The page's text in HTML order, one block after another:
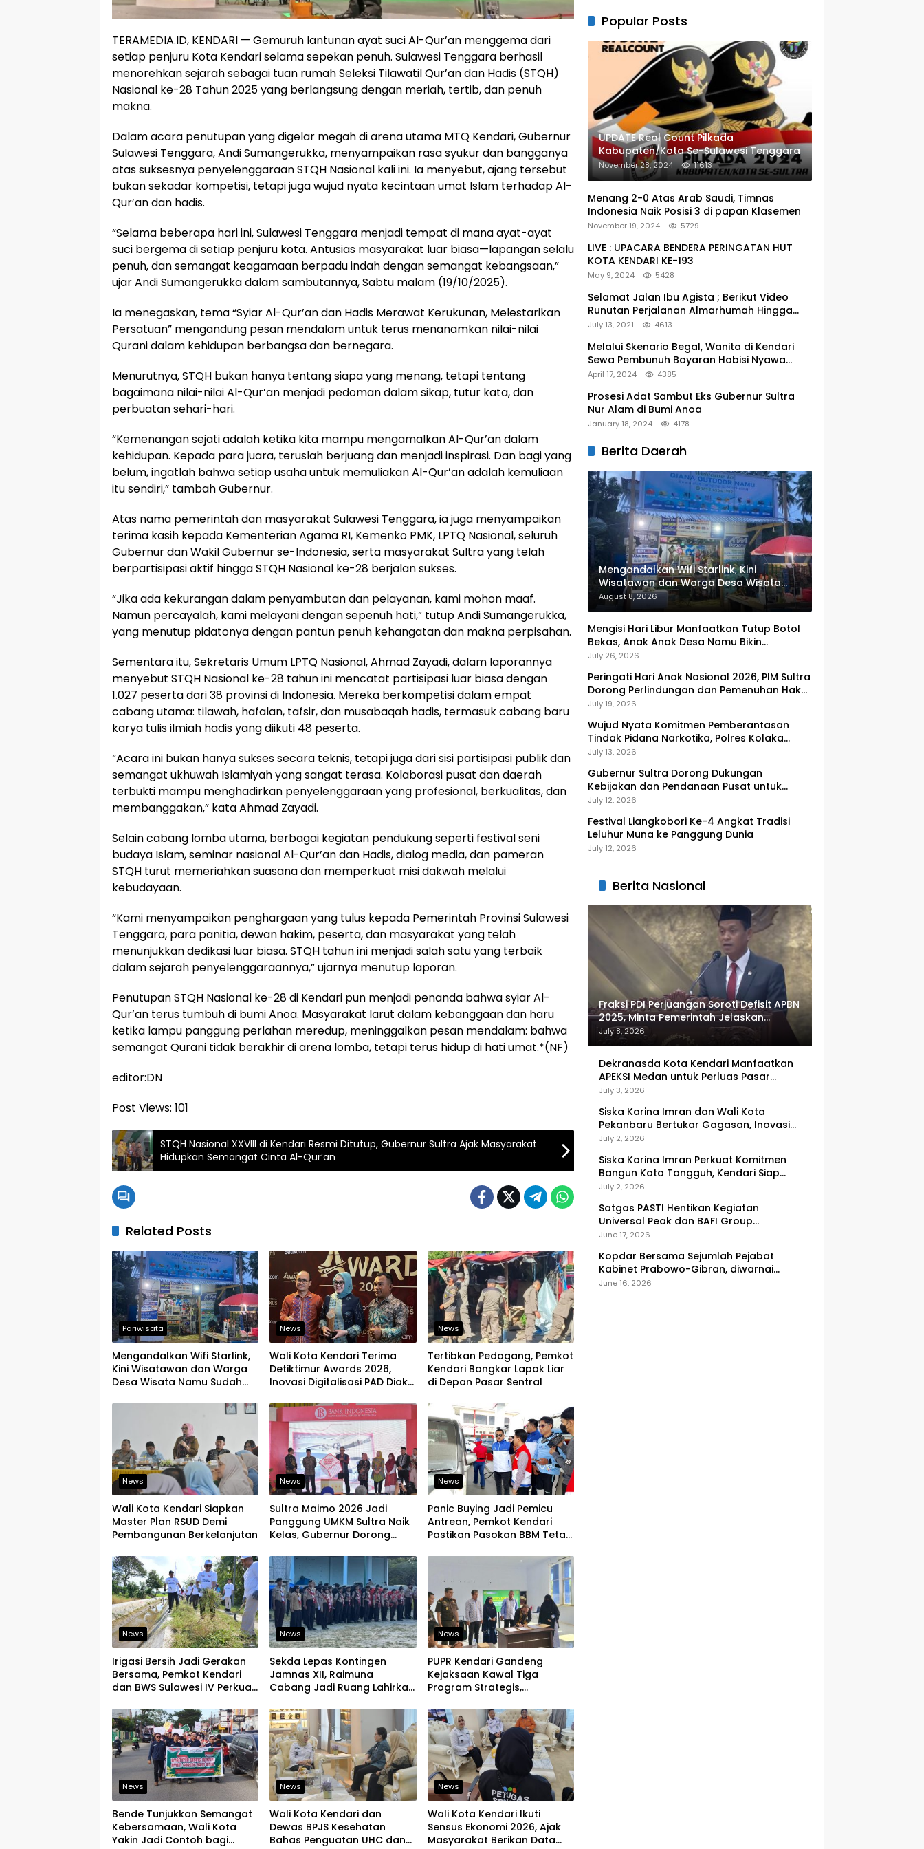
TERAMEDIA.ID, KENDARI — Gemuruh lantunan ayat suci Al-Qur’an menggema dari
setiap penjuru Kota Kendari selama sepekan penuh. Sulawesi Tenggara berhasil
menorehkan sejarah sebagai tuan rumah Seleksi Tilawatil Qur’an dan Hadis (STQH)
Nasional ke-28 Tahun 2025 yang berlangsung dengan meriah, tertib, dan penuh
makna.
Dalam acara penutupan yang digelar megah di arena utama MTQ Kendari, Gubernur
Sulawesi Tenggara, Andi Sumangerukka, menyampaikan rasa syukur dan bangganya
atas suksesnya penyelenggaraan STQH Nasional kali ini. Ia menyebut, ajang tersebut
bukan sekadar kompetisi, tetapi juga wujud nyata kecintaan umat Islam terhadap Al-
Qur’an dan hadis.
“Selama beberapa hari ini, Sulawesi Tenggara menjadi tempat di mana ayat-ayat
suci bergema di setiap penjuru kota. Antusias masyarakat luar biasa—lapangan selalu
penuh, dan semangat keagamaan berpadu indah dengan semangat kebangsaan,”
ujar Andi Sumangerukka dalam sambutannya, Sabtu malam (19/10/2025).
Ia menegaskan, tema “Syiar Al-Qur’an dan Hadis Merawat Kerukunan, Melestarikan
Persatuan” mengandung pesan mendalam untuk terus menanamkan nilai-nilai
Qurani dalam kehidupan berbangsa dan bernegara.
Menurutnya, STQH bukan hanya tentang siapa yang menang, tetapi tentang
bagaimana nilai-nilai Al-Qur’an menjadi pedoman dalam sikap, tutur kata, dan
perbuatan sehari-hari.
“Kemenangan sejati adalah ketika kita mampu mengamalkan Al-Qur’an dalam
kehidupan. Kepada para juara, teruslah berjuang dan menjadi inspirasi. Dan bagi yang
belum, ingatlah bahwa setiap usaha untuk memuliakan Al-Qur’an adalah kemuliaan
itu sendiri,” tambah Gubernur.
Atas nama pemerintah dan masyarakat Sulawesi Tenggara, ia juga menyampaikan
terima kasih kepada Kementerian Agama RI, Kemenko PMK, LPTQ Nasional, seluruh
Gubernur dan Wakil Gubernur se-Indonesia, serta masyarakat Sultra yang telah
berpartisipasi aktif hingga STQH Nasional ke-28 berjalan sukses.
“Jika ada kekurangan dalam penyambutan dan pelayanan, kami mohon maaf.
Namun percayalah, kami melayani dengan sepenuh hati,” tutup Andi Sumangerukka,
yang menutup pidatonya dengan pantun penuh kehangatan dan makna perpisahan.
Sementara itu, Sekretaris Umum LPTQ Nasional, Ahmad Zayadi, dalam laporannya
menyebut STQH Nasional ke-28 tahun ini mencatat partisipasi luar biasa dengan
1.027 peserta dari 38 provinsi di Indonesia. Mereka berkompetisi dalam empat
cabang utama: tilawah, hafalan, tafsir, dan musabaqah hadis, termasuk cabang baru
karya tulis ilmiah hadis yang diikuti 48 peserta.
“Acara ini bukan hanya sukses secara teknis, tetapi juga dari sisi partisipasi publik dan
semangat ukhuwah Islamiyah yang sangat terasa. Kolaborasi pusat dan daerah
terbukti mampu menghadirkan penyelenggaraan yang profesional, berkualitas, dan
membanggakan,” kata Ahmad Zayadi.
Selain cabang lomba utama, berbagai kegiatan pendukung seperti festival seni
budaya Islam, seminar nasional Al-Qur’an dan Hadis, dialog media, dan pameran
STQH turut memeriahkan suasana dan memperkuat misi dakwah melalui
kebudayaan.
“Kami menyampaikan penghargaan yang tulus kepada Pemerintah Provinsi Sulawesi
Tenggara, para panitia, dewan hakim, peserta, dan masyarakat yang telah
menunjukkan dedikasi luar biasa. STQH tahun ini menjadi salah satu yang terbaik
dalam sejarah penyelenggaraannya,” ujarnya menutup laporan.
Penutupan STQH Nasional ke-28 di Kendari pun menjadi penanda bahwa syiar Al-
Qur’an terus tumbuh di bumi Anoa. Masyarakat larut dalam kebanggaan dan haru
ketika lampu panggung perlahan meredup, meninggalkan pesan mendalam: bahwa
semangat Qurani tidak berakhir di arena lomba, tetapi terus hidup di hati umat.*(NF)
editor:DN
Post Views: 101
STQH Nasional XXVIII di Kendari Resmi Ditutup, Gubernur Sultra Ajak Masyarakat
Hidupkan Semangat Cinta Al-Qur’an
Related Posts
Pariwisata
Mengandalkan Wifi Starlink,
Kini Wisatawan dan Warga
Desa Wisata Namu Sudah
Digital
News
Wali Kota Kendari Terima
Detiktimur Awards 2026,
Inovasi Digitalisasi PAD Diakui
News
Tertibkan Pedagang, Pemkot
Kendari Bongkar Lapak Liar
di Depan Pasar Sentral
News
Wali Kota Kendari Siapkan
Master Plan RSUD Demi
Pembangunan Berkelanjutan
News
Sultra Maimo 2026 Jadi
Panggung UMKM Sultra Naik
Kelas, Gubernur Dorong
Ekspor
News
Panic Buying Jadi Pemicu
Antrean, Pemkot Kendari
Pastikan Pasokan BBM Tetap
News
Irigasi Bersih Jadi Gerakan
Bersama, Pemkot Kendari
dan BWS Sulawesi IV Perkuat
News
Sekda Lepas Kontingen
Jamnas XII, Raimuna
Cabang Jadi Ruang Lahirkan
Pemimpin
News
PUPR Kendari Gandeng
Kejaksaan Kawal Tiga
Program Strategis,
Infrastruktur Berintegritas
News
Bende Tunjukkan Semangat
Kebersamaan, Wali Kota
Yakin Jadi Contoh bagi
News
Wali Kota Kendari dan
Dewas BPJS Kesehatan
Bahas Penguatan UHC dan
News
Wali Kota Kendari Ikuti
Sensus Ekonomi 2026, Ajak
Masyarakat Berikan Data
Popular Posts
UPDATE Real Count Pilkada
Kabupaten/Kota Se-Sulawesi Tenggara
November 28, 2024 11613
Menang 2-0 Atas Arab Saudi, Timnas
Indonesia Naik Posisi 3 di papan Klasemen
November 19, 2024 5729
LIVE : UPACARA BENDERA PERINGATAN HUT
KOTA KENDARI KE-193
May 9, 2024 5428
Selamat Jalan Ibu Agista ; Berikut Video
Runutan Perjalanan Almarhumah Hingga
Menuju Peristirahatan Terakhir
July 13, 2021 4613
Melalui Skenario Begal, Wanita di Kendari
Sewa Pembunuh Bayaran Habisi Nyawa
Mertuanya
April 17, 2024 4385
Prosesi Adat Sambut Eks Gubernur Sultra
Nur Alam di Bumi Anoa
January 18, 2024 4178
Berita Daerah
Mengandalkan Wifi Starlink, Kini
Wisatawan dan Warga Desa Wisata
Namu Sudah Bisa Mengakses Transaksi
Digital
August 8, 2026
Mengisi Hari Libur Manfaatkan Tutup Botol
Bekas, Anak Anak Desa Namu Bikin
Gantungan Kunci Bernilai Ekonomi
July 26, 2026
Peringati Hari Anak Nasional 2026, PIM Sultra
Dorong Perlindungan dan Pemenuhan Hak
Anak Pesisir
July 19, 2026
Wujud Nyata Komitmen Pemberantasan
Tindak Pidana Narkotika, Polres Kolaka
Gagalkan Peredaran 3 Kg Sabu-Sabu
July 13, 2026
Gubernur Sultra Dorong Dukungan
Kebijakan dan Pendanaan Pusat untuk
Pengembangan Kawasan Liangkobhori
July 12, 2026
Festival Liangkobori Ke-4 Angkat Tradisi
Leluhur Muna ke Panggung Dunia
July 12, 2026
Berita Nasional
Fraksi PDI Perjuangan Soroti Defisit APBN
2025, Minta Pemerintah Jelaskan
Sejumlah Target yang Tak Tercapai
July 8, 2026
Dekranasda Kota Kendari Manfaatkan
APEKSI Medan untuk Perluas Pasar
UMKM, Tenun Lokal Jadi Primadona
July 3, 2026
Siska Karina Imran dan Wali Kota
Pekanbaru Bertukar Gagasan, Inovasi
Peningkatan PAD Jadi Fokus Diskusi
July 2, 2026
Siska Karina Imran Perkuat Komitmen
Bangun Kota Tangguh, Kendari Siap
Hadapi Tantangan Pangan dan
July 2, 2026
Satgas PASTI Hentikan Kegiatan
Universal Peak dan BAFI Group
Indonesia
June 17, 2026
Kopdar Bersama Sejumlah Pejabat
Kabinet Prabowo-Gibran, diwarnai
Kericuhan
June 16, 2026